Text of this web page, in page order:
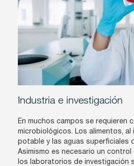
Industria e investigación
En muchos campos se requieren
microbiológicos. Los alimentos, al
potable y las aguas superficiales
Asimismo es necesario un
los laboratorios de investigación